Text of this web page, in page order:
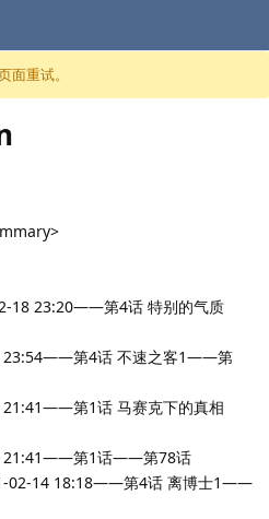
面重试。
23:20——第4话 特别的气质
第4话 不速之客1——第
第1话 马赛克下的真相
第1话——第78话
14 18:18——第4话 离博士1——